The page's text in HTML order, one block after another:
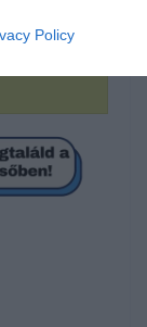
Policy